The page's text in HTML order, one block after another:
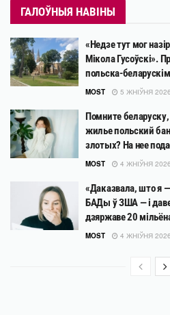
ГАЛОЎНЫЯ НАВІНЫ
«Недзе тут мог
Мікола Гусоўскі».
польска-
MOST 5 ЖНІЎНЯ
Помните
жилье польский
злотых? На нее
MOST 4 ЖНІЎНЯ
«Даказвала, што я —
БАДы ў ЗША — і
дзяржаве 20
MOST 4 ЖНІЎНЯ